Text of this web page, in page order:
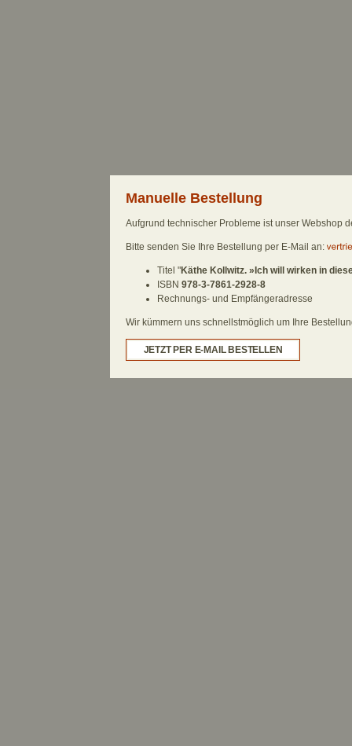
Manuelle Bestellung
Aufgrund technischer Probleme ist unser Webshop
Bitte senden Sie Ihre Bestellung per E-Mail an:
Titel "Käthe Kollwitz. »Ich will wirken in
ISBN 978-3-7861-2928-8
Rechnungs- und Empfängeradresse
Wir kümmern uns schnellstmöglich um Ihre
JETZT PER E-MAIL BESTELLEN